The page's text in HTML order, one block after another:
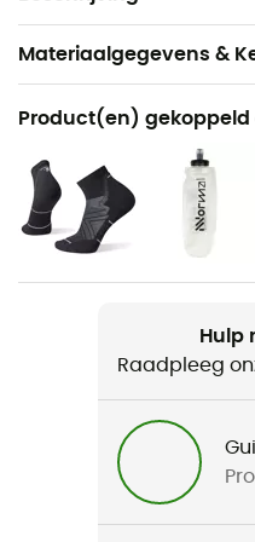
Materiaalgegevens &
Aanbevolen voor
Trailrunning
Voor
Heren
Gewicht
Prodigio Max
Distance
Product(en)
Hulp
Raadpleeg